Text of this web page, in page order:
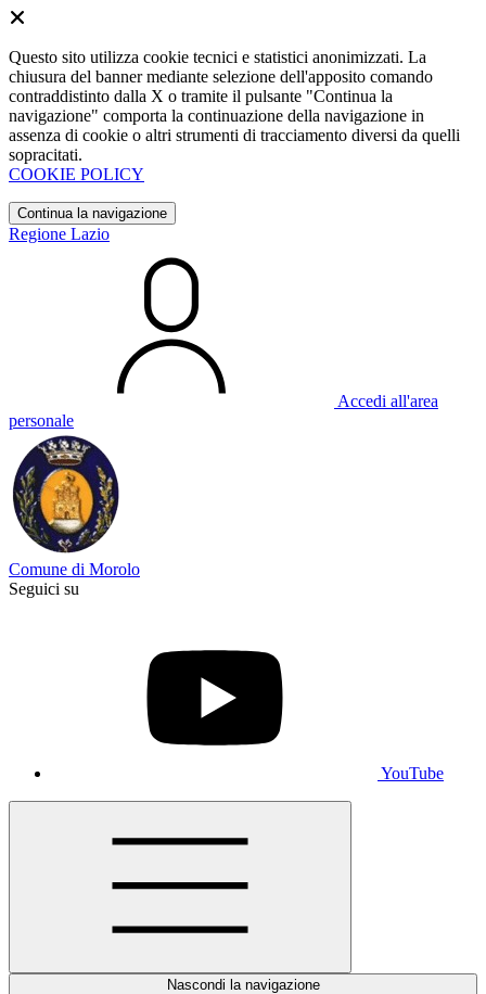
Questo sito utilizza cookie tecnici e statistici anonimizzati. La
chiusura del banner mediante selezione dell'apposito comando
contraddistinto dalla X o tramite il pulsante "Continua la
navigazione" comporta la continuazione della navigazione in
assenza di cookie o altri strumenti di tracciamento diversi da quelli
sopracitati.
COOKIE POLICY
Continua la navigazione
Regione Lazio
Accedi all'area
personale
Comune di Morolo
Seguici su
YouTube
Nascondi la navigazione